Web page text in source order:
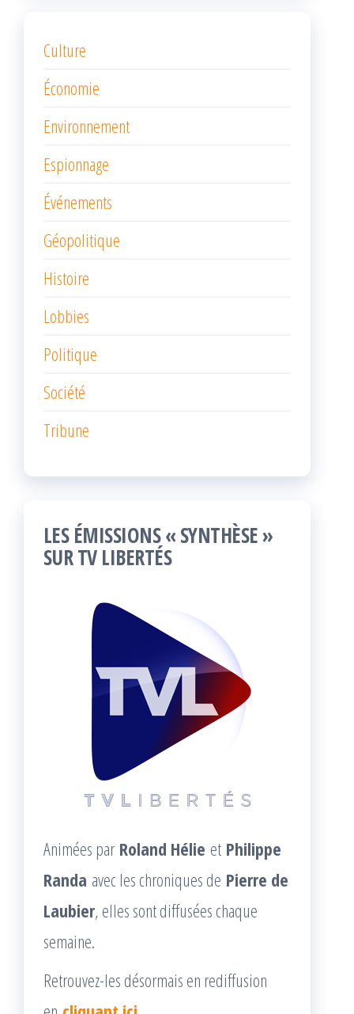
Culture
Économie
Environnement
Espionnage
Événements
Géopolitique
Histoire
Lobbies
Politique
Société
Tribune
LES ÉMISSIONS « SYNTHÈSE »
SUR TV LIBERTÉS
Animées par Roland Hélie et Philippe
Randa avec les chroniques de Pierre de
Laubier, elles sont diffusées chaque
semaine.
Retrouvez-les désormais en rediffusion